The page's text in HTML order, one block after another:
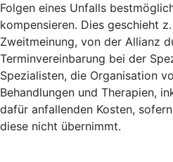
Folgen eines Unfalls
kompensieren. Dies geschieht
Zweitmeinung, von der Allianz
Terminvereinbarung bei der
Spezialisten, die Organisation
Behandlungen und Therapien,
dafür anfallenden Kosten,
diese nicht übernimmt.